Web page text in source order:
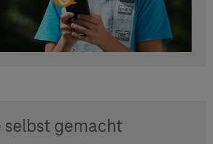
selbst gemacht